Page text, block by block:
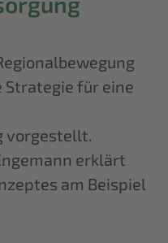
Strategie für eine
vorgestellt.
erklärt
am Beispiel